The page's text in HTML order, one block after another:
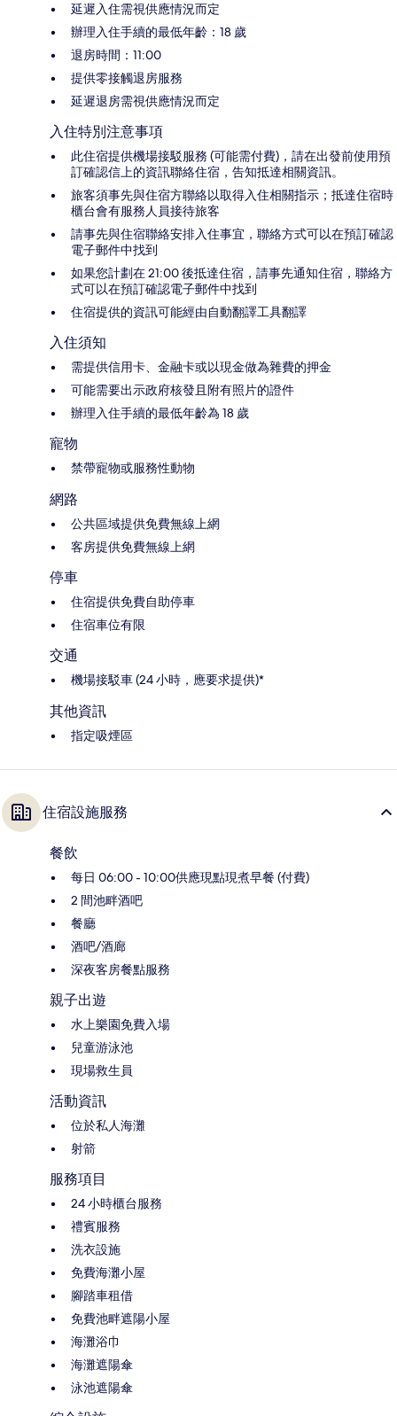
延遲入住需視供應情況而定
辦理入住手續的最低年齡：18 歲
退房時間：11:00
提供零接觸退房服務
延遲退房需視供應情況而定
入住特別注意事項
此住宿提供機場接駁服務 (可能需付費)，請在出發前使用預
訂確認信上的資訊聯絡住宿，告知抵達相關資訊。
旅客須事先與住宿方聯絡以取得入住相關指示；抵達住宿時
櫃台會有服務人員接待旅客
請事先與住宿聯絡安排入住事宜，聯絡方式可以在預訂確認
電子郵件中找到
如果您計劃在 21:00 後抵達住宿，請事先通知住宿，聯絡方
式可以在預訂確認電子郵件中找到
住宿提供的資訊可能經由自動翻譯工具翻譯
入住須知
需提供信用卡、金融卡或以現金做為雜費的押金
可能需要出示政府核發且附有照片的證件
辦理入住手續的最低年齡為 18 歲
寵物
禁帶寵物或服務性動物
網路
公共區域提供免費無線上網
客房提供免費無線上網
停車
住宿提供免費自助停車
住宿車位有限
交通
機場接駁車 (24 小時，應要求提供)*
其他資訊
指定吸煙區
住宿設施服務
餐飲
每日 06:00 - 10:00供應現點現煮早餐 (付費)
2 間池畔酒吧
餐廳
酒吧/酒廊
深夜客房餐點服務
親子出遊
水上樂園免費入場
兒童游泳池
現場救生員
活動資訊
位於私人海灘
射箭
服務項目
24 小時櫃台服務
禮賓服務
洗衣設施
免費海灘小屋
腳踏車租借
免費池畔遮陽小屋
海灘浴巾
海灘遮陽傘
泳池遮陽傘